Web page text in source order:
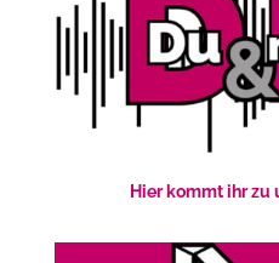
Hier kommt ihr zu